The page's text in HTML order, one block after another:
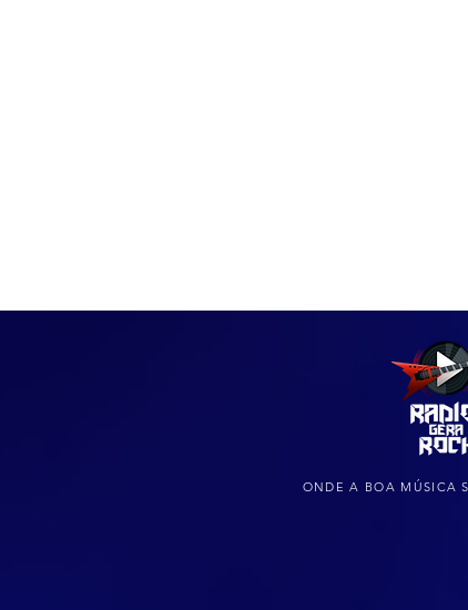
ONDE A BOA MÚSICA